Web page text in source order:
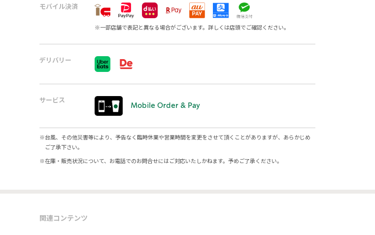
モバイル決済
※一部店舗で表記と異なる場合がございます。詳しくは店頭でご確認ください。
デリバリー
サービス
Mobile Order & Pay
※台風、その他災害等により、予告なく臨時休業や営業時間を変更をさせて頂くことがありますが、あらかじめ
ご了承下さい。
※在庫・販売状況について、お電話でのお問合せにはご対応いたしかねます。予めご了承ください。
関連コンテンツ